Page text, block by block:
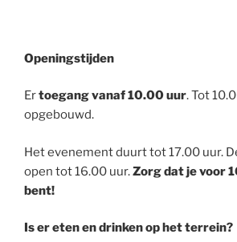
Openingstijden
Ertoegang vanaf 10.00 uur. Tot
opgebouwd.
Het evenement duurt tot 17.00 uur.
open tot 16.00 uur.Zorg dat je voor
bent!
Is er eten en drinken op het terrein?